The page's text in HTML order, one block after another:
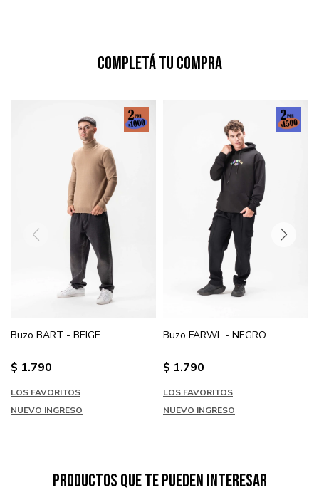
Completá tu compra
Buzo BART - BEIGE
$ 1.790
LOS FAVORITOS
NUEVO INGRESO
Buzo FARWL - NEGRO
$ 1.790
LOS FAVORITOS
NUEVO INGRESO
Productos que te pueden interesar